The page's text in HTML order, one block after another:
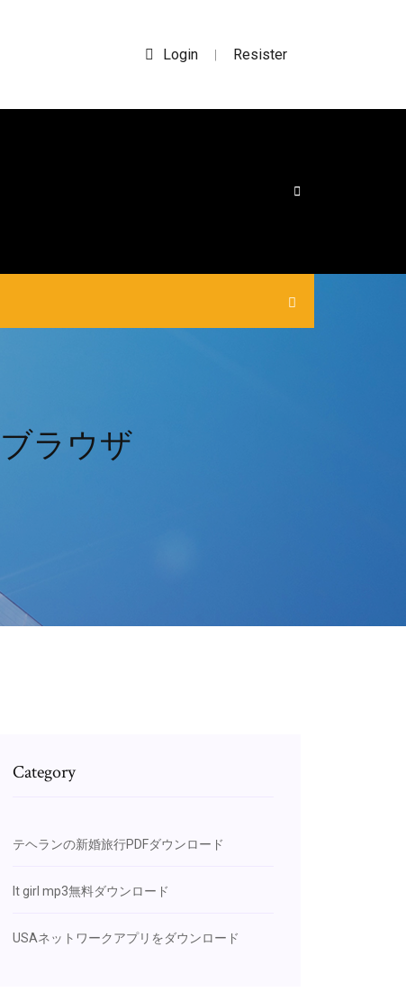
Login | Resister
ラウザ
Category
テヘランの新婚旅行PDFダウンロード
It girl mp3無料ダウンロード
USAネットワークアプリをダウンロード